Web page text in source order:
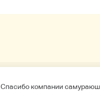
Спасибо компании